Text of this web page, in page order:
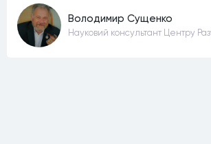
Володимир Сущенко
Науковий консультант Центру